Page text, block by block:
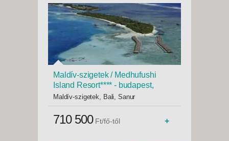
Maldív-szigetek / Medhufushi
Island Resort**** - budapest,
Repülő 4*
Maldív-szigetek, Bali, Sanur
710 500 Ft/fő-től +